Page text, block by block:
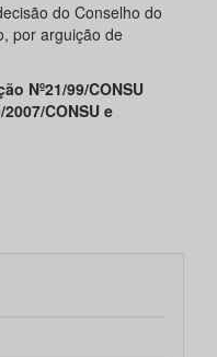
do Conselho do
por arguição de
Nº21/99/CONSU
CONSU e